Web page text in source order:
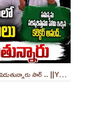
వైసీపీ నాయకులు మా భూమి విషయంలో ఇబ్బందులు పెడుతున్నారు సార్ .. ||YES 9TV